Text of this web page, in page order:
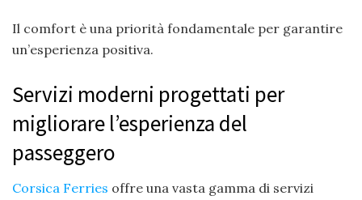
Il comfort è una priorità fondamentale per garantire
un’esperienza positiva.
Servizi moderni progettati per
migliorare l’esperienza del
passeggero
Corsica Ferries offre una vasta gamma di servizi